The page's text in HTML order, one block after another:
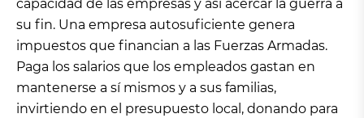
capacidad de las empresas y así acercar la guerra a
su fin. Una empresa autosuficiente genera
impuestos que financian a las Fuerzas Armadas.
Paga los salarios que los empleados gastan en
mantenerse a sí mismos y a sus familias,
invirtiendo en el presupuesto local, donando para